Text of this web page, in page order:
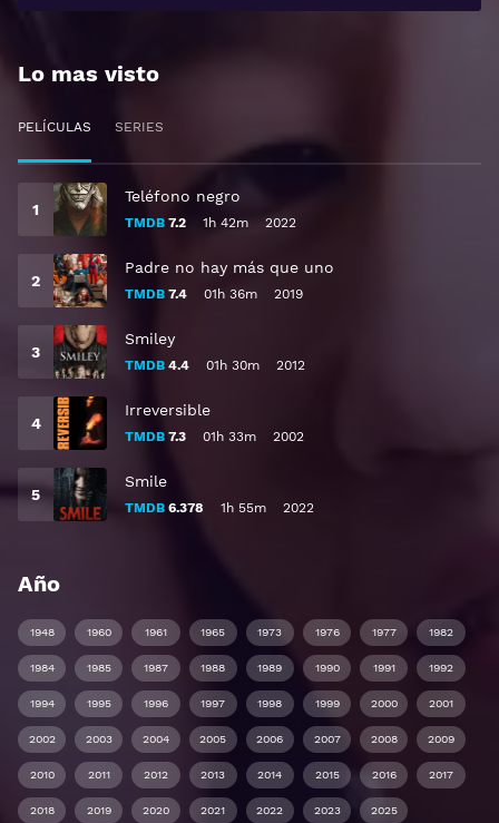
Lo mas visto
PELÍCULAS SERIES
Teléfono negro
TMDB 7.2 1h 42m 2022
Padre no hay más que uno
TMDB 7.4 01h 36m 2019
Smiley
TMDB 4.4 01h 30m 2012
Irreversible
TMDB 7.3 01h 33m 2002
Smile
TMDB 6.378 1h 55m 2022
Año
1948 1960 1961 1965 1973 1976 1977 1982
1984 1985 1987 1988 1989 1990 1991 1992
1994 1995 1996 1997 1998 1999 2000 2001
2002 2003 2004 2005 2006 2007 2008 2009
2010 2011 2012 2013 2014 2015 2016 2017
2018 2019 2020 2021 2022 2023 2025